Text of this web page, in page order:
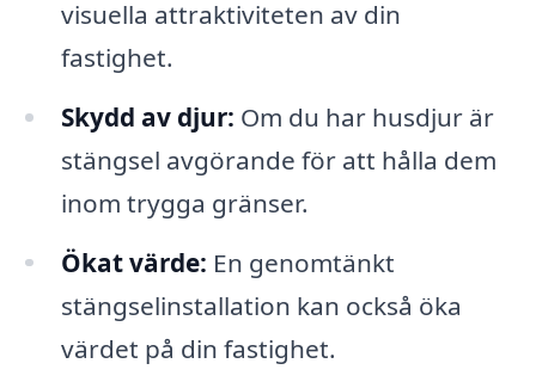
visuella attraktiviteten av din
fastighet.
Skydd av djur: Om du har husdjur är
stängsel avgörande för att hålla dem
inom trygga gränser.
Ökat värde: En genomtänkt
stängselinstallation kan också öka
värdet på din fastighet.